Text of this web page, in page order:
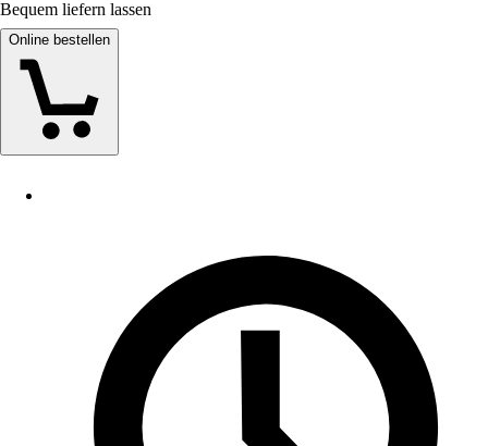
Bequem liefern lassen
Online bestellen